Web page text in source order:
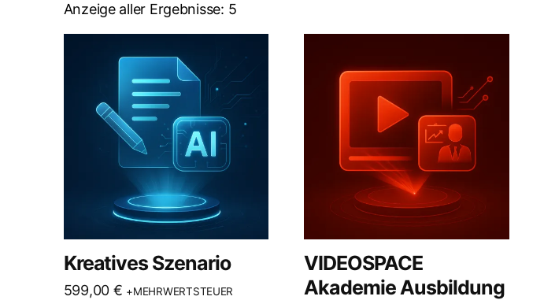
Anzeige aller Ergebnisse: 5
Kreatives Szenario
599,00 € +MEHRWERTSTEUER
VIDEOSPACE
Akademie Ausbildung